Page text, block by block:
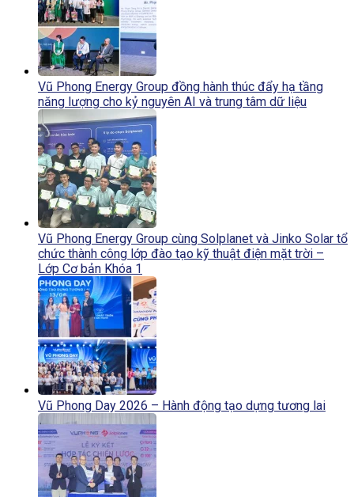
Vũ Phong Energy Group đồng hành thúc đẩy hạ tầng
năng lượng cho kỷ nguyên AI và trung tâm dữ liệu
Vũ Phong Energy Group cùng Solplanet và Jinko Solar tổ
chức thành công lớp đào tạo kỹ thuật điện mặt trời –
Lớp Cơ bản Khóa 1
Vũ Phong Day 2026 – Hành động tạo dựng tương lai